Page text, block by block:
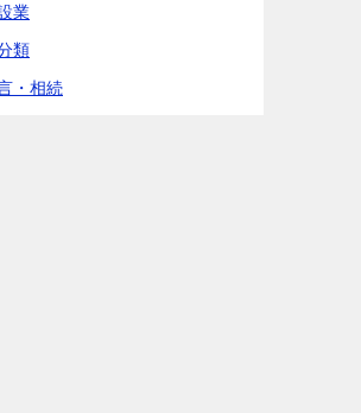
業
類
・相続